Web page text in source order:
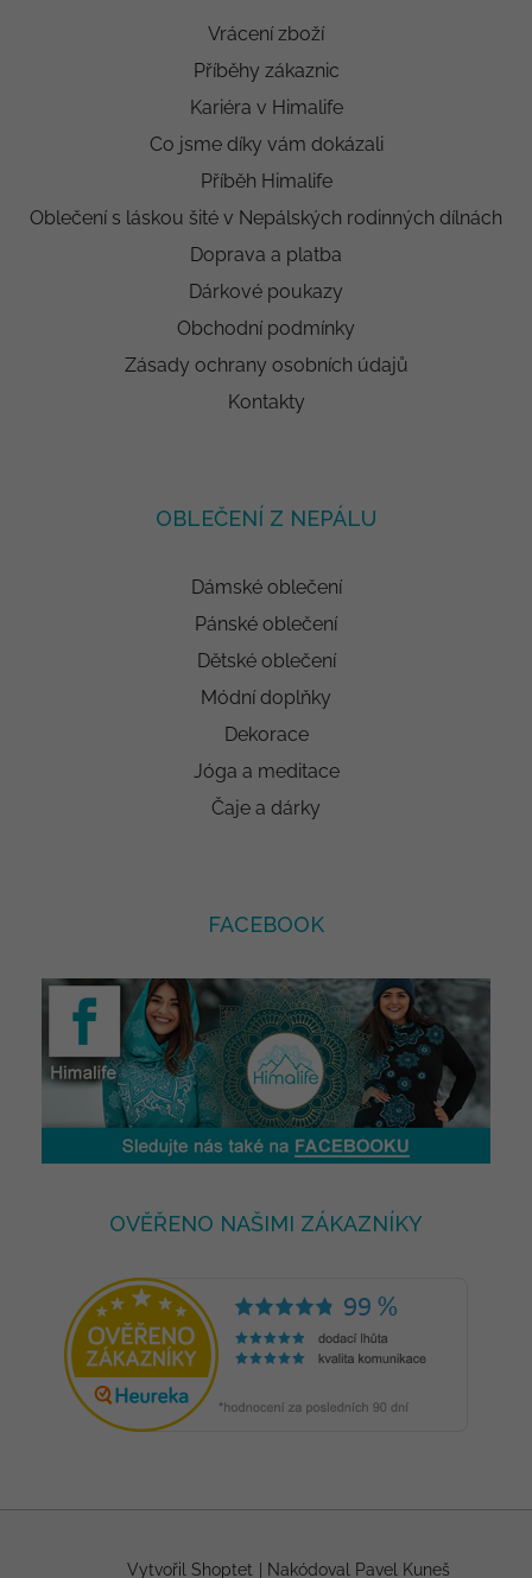
Vrácení zboží
Příběhy zákaznic
Kariéra v Himalife
Co jsme díky vám dokázali
Příběh Himalife
Oblečení s láskou šité v Nepálských rodinných dílnách
Doprava a platba
Dárkové poukazy
Obchodní podmínky
Zásady ochrany osobních údajů
Kontakty
OBLEČENÍ Z NEPÁLU
Dámské oblečení
Pánské oblečení
Dětské oblečení
Módní doplňky
Dekorace
Jóga a meditace
Čaje a dárky
FACEBOOK
OVĚŘENO NAŠIMI ZÁKAZNÍKY
Vytvořil Shoptet Nakódoval Pavel Kuneš